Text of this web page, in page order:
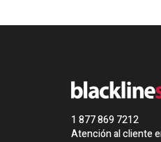
1 877 869 7212
Atención al cliente